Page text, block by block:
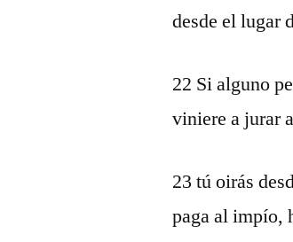
desde el lugar
22 Si alguno
viniere a jurar
23 tú oirás
paga al impío,